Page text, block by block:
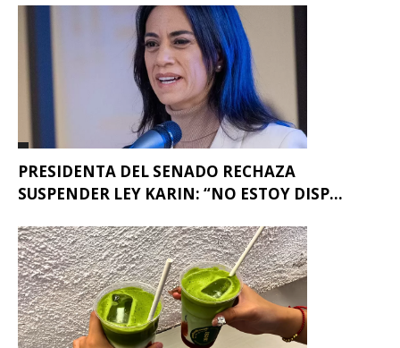
PRESIDENTA DEL SENADO RECHAZA
SUSPENDER LEY KARIN: “NO ESTOY DISP...